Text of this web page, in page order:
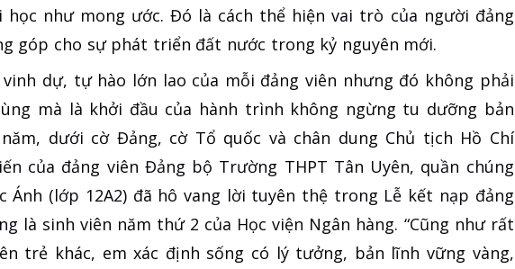
học như mong ước. Đó là cách thể hiện vai trò của người đảng
góp cho sự phát triển đất nước trong kỷ nguyên mới.
dự, tự hào lớn lao của mỗi đảng viên nhưng đó không phải
mà là khởi đầu của hành trình không ngừng tu dưỡng bản
dưới cờ Đảng, cờ Tổ quốc và chân dung Chủ tịch Hồ Chí
của đảng viên Đảng bộ Trường THPT Tân Uyên, quần chúng
Ánh (lớp 12A2) đã hô vang lời tuyên thệ trong Lễ kết nạp đảng
là sinh viên năm thứ 2 của Học viện Ngân hàng. “Cũng như rất
trẻ khác, em xác định sống có lý tưởng, bản lĩnh vững vàng,